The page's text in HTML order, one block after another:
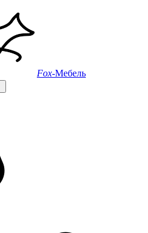
Fox-Мебель